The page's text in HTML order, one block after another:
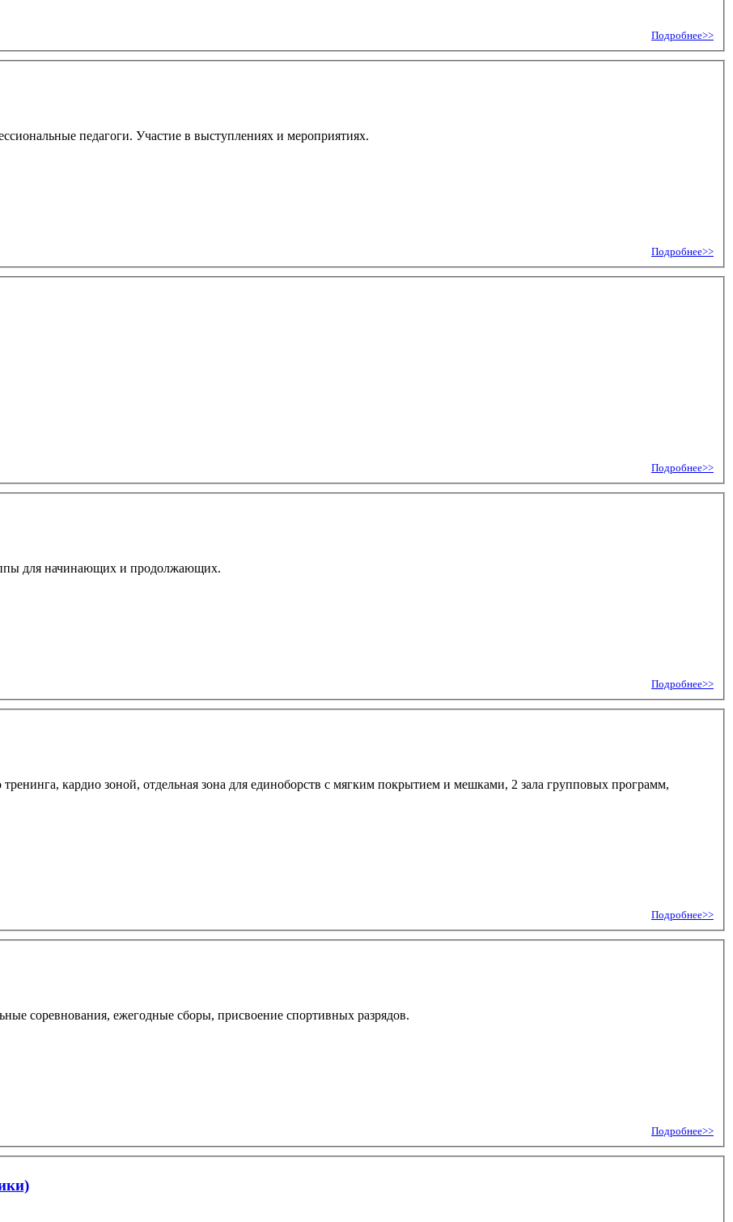
Подробнее>>
педагоги. Участие в выступлениях и мероприятиях.
Подробнее>>
Подробнее>>
для начинающих и продолжающих.
Подробнее>>
кардио зоной, отдельная зона для единоборств с мягким покрытием и мешками, 2 зала групповых программ,
Подробнее>>
соревнования, ежегодные сборы, присвоение спортивных разрядов.
Подробнее>>